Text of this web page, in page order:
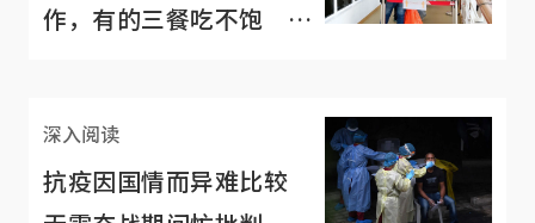
作，有的三餐吃不饱 新
深入阅读
抗疫因国情而异难比较